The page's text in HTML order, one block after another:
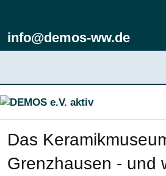
info@demos-ww.de
Das
Grenzhausen - und